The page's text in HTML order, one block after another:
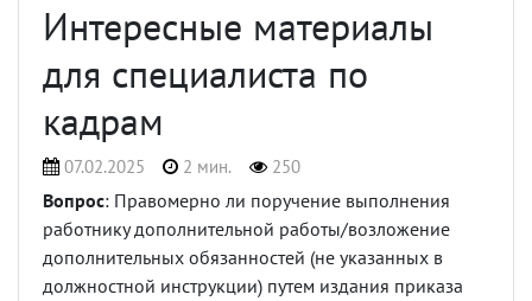
Интересные материалы
для специалиста по
кадрам
07.02.2025 2 мин. 250
Вопрос: Правомерно ли поручение выполнения
работнику дополнительной работы/возложение
дополнительных обязанностей (не указанных в
должностной инструкции) путем издания приказа